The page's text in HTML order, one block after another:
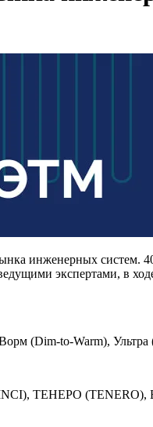
инженерных систем.
экспертами, в
(Dim-to-Warm),
ТЕНЕРО